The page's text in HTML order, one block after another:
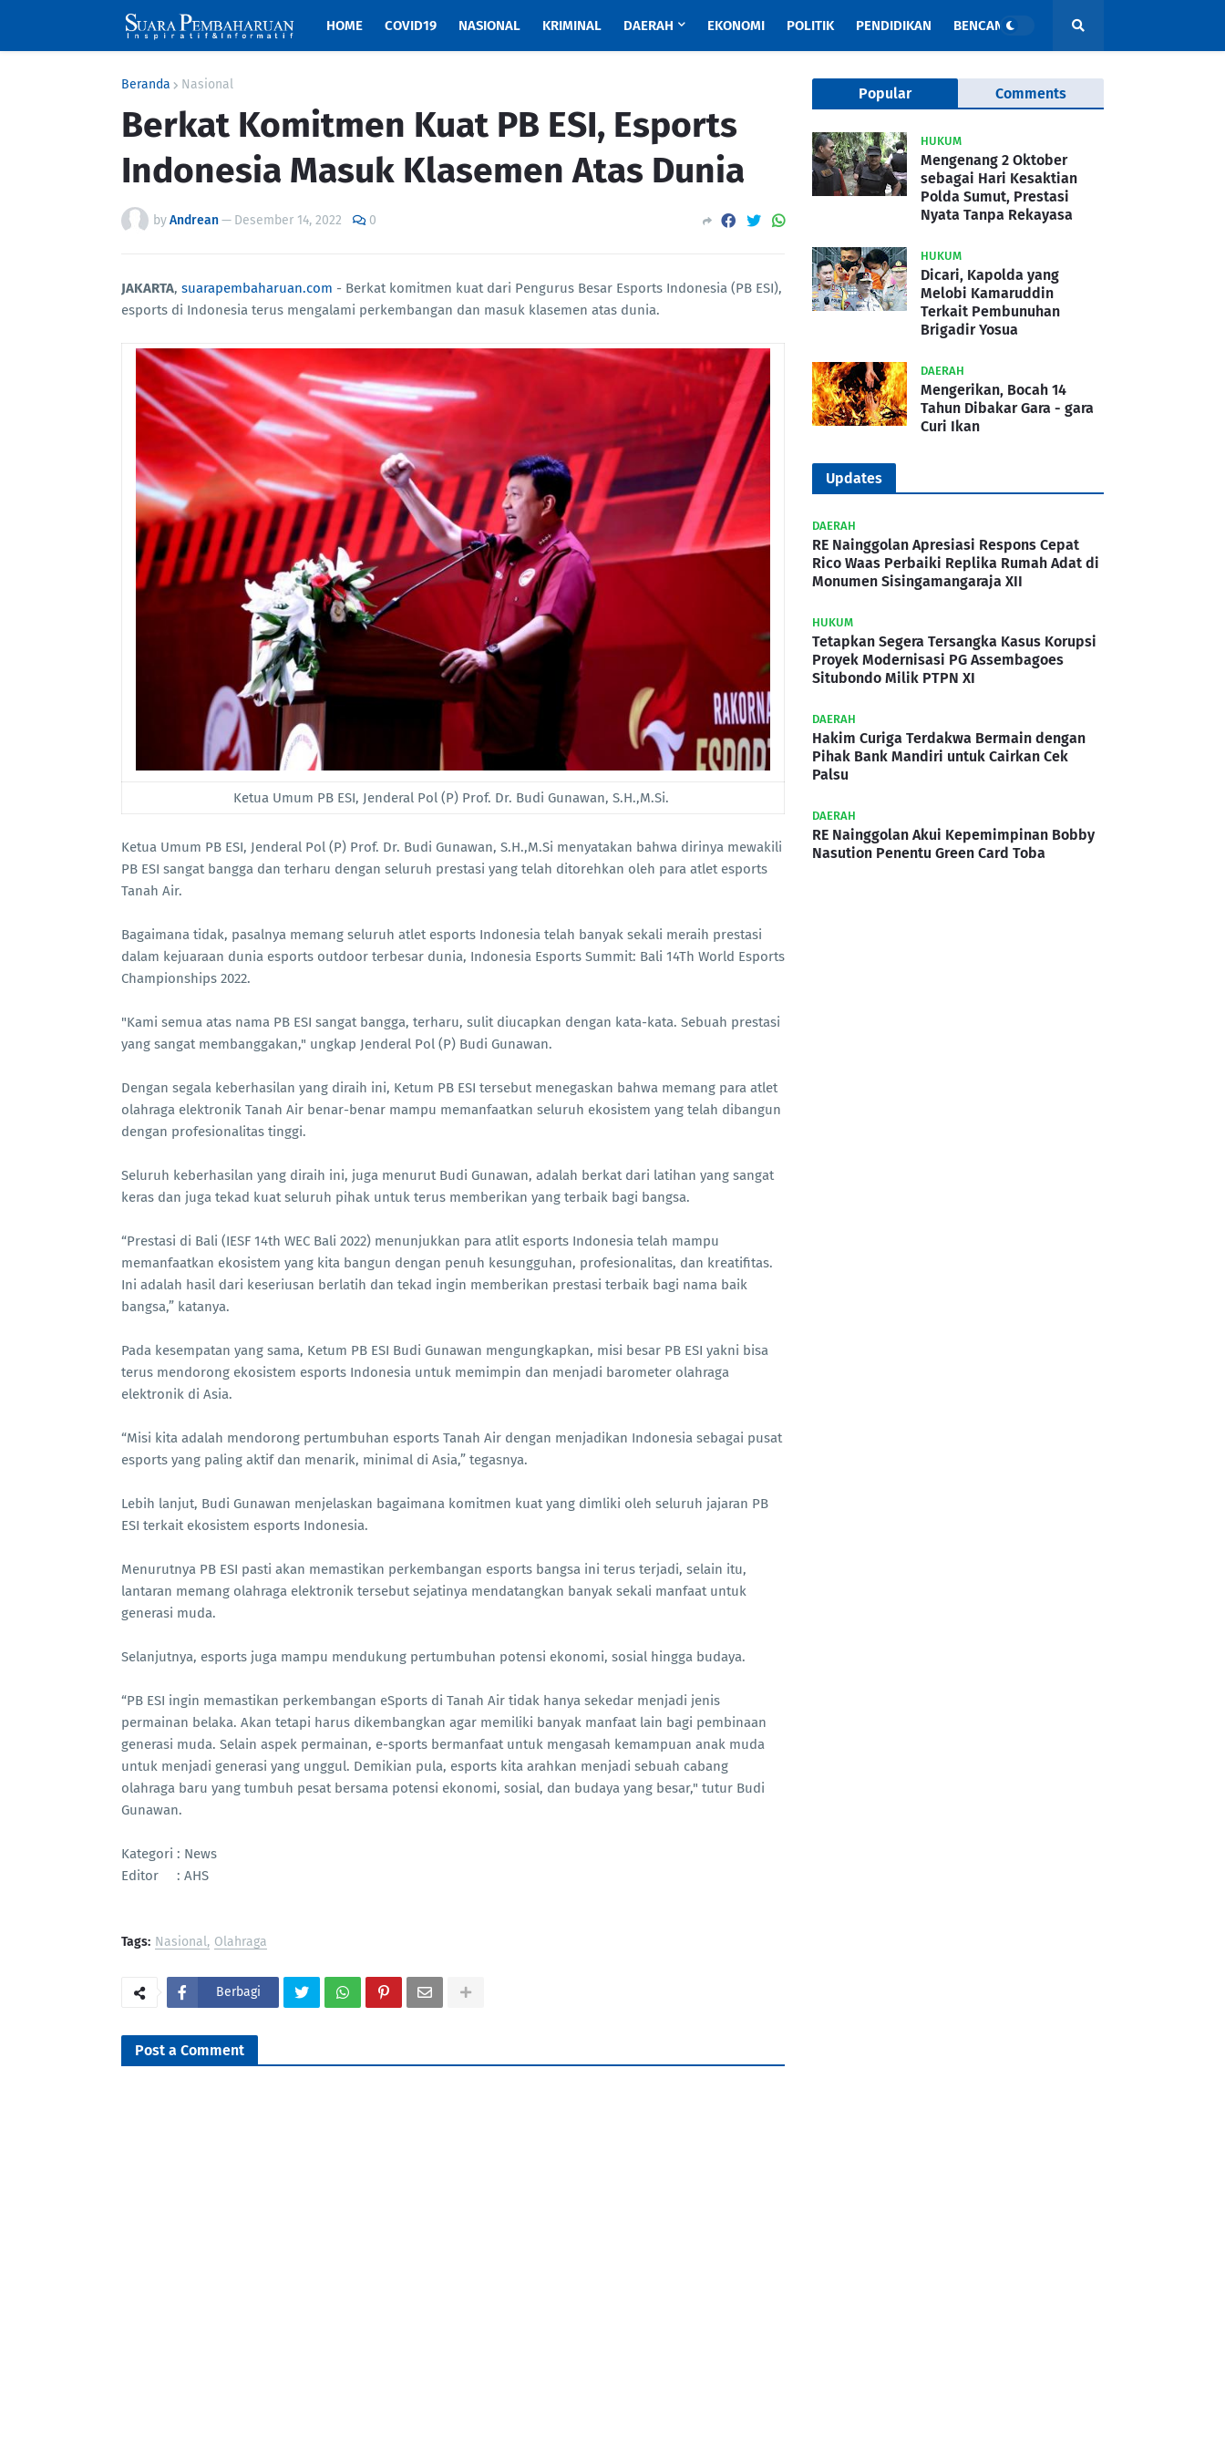
HOME COVID19 NASIONAL KRIMINAL DAERAH EKONOMI POLITIK PENDIDIKAN BENCANA
Beranda Nasional
Berkat Komitmen Kuat PB ESI, Esports
Indonesia Masuk Klasemen Atas Dunia
byAndrean— Desember 14, 2022 0
JAKARTA, suarapembaharuan.com - Berkat komitmen kuat dari Pengurus Besar Esports Indonesia (PB ESI),
esports di Indonesia terus mengalami perkembangan dan masuk klasemen atas dunia.
Ketua Umum PB ESI, Jenderal Pol (P) Prof. Dr. Budi Gunawan, S.H.,M.Si.
Ketua Umum PB ESI, Jenderal Pol (P) Prof. Dr. Budi Gunawan, S.H.,M.Si menyatakan bahwa dirinya mewakili
PB ESI sangat bangga dan terharu dengan seluruh prestasi yang telah ditorehkan oleh para atlet esports
Tanah Air.
Bagaimana tidak, pasalnya memang seluruh atlet esports Indonesia telah banyak sekali meraih prestasi
dalam kejuaraan dunia esports outdoor terbesar dunia, Indonesia Esports Summit: Bali 14Th World Esports
Championships 2022.
"Kami semua atas nama PB ESI sangat bangga, terharu, sulit diucapkan dengan kata-kata. Sebuah prestasi
yang sangat membanggakan," ungkap Jenderal Pol (P) Budi Gunawan.
Dengan segala keberhasilan yang diraih ini, Ketum PB ESI tersebut menegaskan bahwa memang para atlet
olahraga elektronik Tanah Air benar-benar mampu memanfaatkan seluruh ekosistem yang telah dibangun
dengan profesionalitas tinggi.
Seluruh keberhasilan yang diraih ini, juga menurut Budi Gunawan, adalah berkat dari latihan yang sangat
keras dan juga tekad kuat seluruh pihak untuk terus memberikan yang terbaik bagi bangsa.
“Prestasi di Bali (IESF 14th WEC Bali 2022) menunjukkan para atlit esports Indonesia telah mampu
memanfaatkan ekosistem yang kita bangun dengan penuh kesungguhan, profesionalitas, dan kreatifitas.
Ini adalah hasil dari keseriusan berlatih dan tekad ingin memberikan prestasi terbaik bagi nama baik
bangsa,” katanya.
Pada kesempatan yang sama, Ketum PB ESI Budi Gunawan mengungkapkan, misi besar PB ESI yakni bisa
terus mendorong ekosistem esports Indonesia untuk memimpin dan menjadi barometer olahraga
elektronik di Asia.
“Misi kita adalah mendorong pertumbuhan esports Tanah Air dengan menjadikan Indonesia sebagai pusat
esports yang paling aktif dan menarik, minimal di Asia,” tegasnya.
Lebih lanjut, Budi Gunawan menjelaskan bagaimana komitmen kuat yang dimliki oleh seluruh jajaran PB
ESI terkait ekosistem esports Indonesia.
Menurutnya PB ESI pasti akan memastikan perkembangan esports bangsa ini terus terjadi, selain itu,
lantaran memang olahraga elektronik tersebut sejatinya mendatangkan banyak sekali manfaat untuk
generasi muda.
Selanjutnya, esports juga mampu mendukung pertumbuhan potensi ekonomi, sosial hingga budaya.
“PB ESI ingin memastikan perkembangan eSports di Tanah Air tidak hanya sekedar menjadi jenis
permainan belaka. Akan tetapi harus dikembangkan agar memiliki banyak manfaat lain bagi pembinaan
generasi muda. Selain aspek permainan, e-sports bermanfaat untuk mengasah kemampuan anak muda
untuk menjadi generasi yang unggul. Demikian pula, esports kita arahkan menjadi sebuah cabang
olahraga baru yang tumbuh pesat bersama potensi ekonomi, sosial, dan budaya yang besar," tutur Budi
Gunawan.
Kategori : News
Editor : AHS
Tags: Nasional Olahraga
Berbagi
Post a Comment
Popular Comments
HUKUM
Mengenang 2 Oktober
sebagai Hari Kesaktian
Polda Sumut, Prestasi
Nyata Tanpa Rekayasa
HUKUM
Dicari, Kapolda yang
Melobi Kamaruddin
Terkait Pembunuhan
Brigadir Yosua
DAERAH
Mengerikan, Bocah 14
Tahun Dibakar Gara - gara
Curi Ikan
Updates
DAERAH
RE Nainggolan Apresiasi Respons Cepat
Rico Waas Perbaiki Replika Rumah Adat di
Monumen Sisingamangaraja XII
HUKUM
Tetapkan Segera Tersangka Kasus Korupsi
Proyek Modernisasi PG Assembagoes
Situbondo Milik PTPN XI
DAERAH
Hakim Curiga Terdakwa Bermain dengan
Pihak Bank Mandiri untuk Cairkan Cek
Palsu
DAERAH
RE Nainggolan Akui Kepemimpinan Bobby
Nasution Penentu Green Card Toba